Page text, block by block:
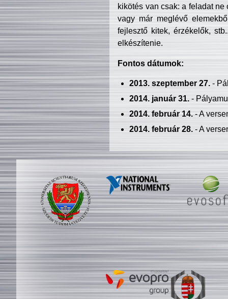
kikötés van csak: a feladat
vagy már meglévő
fejlesztő kitek, érzékelők,
elkészítenie.
Fontos dátumok:
2013. szeptember 27.-
2014. január 31.-
2014. február 14.- A
2014. február 28.- A